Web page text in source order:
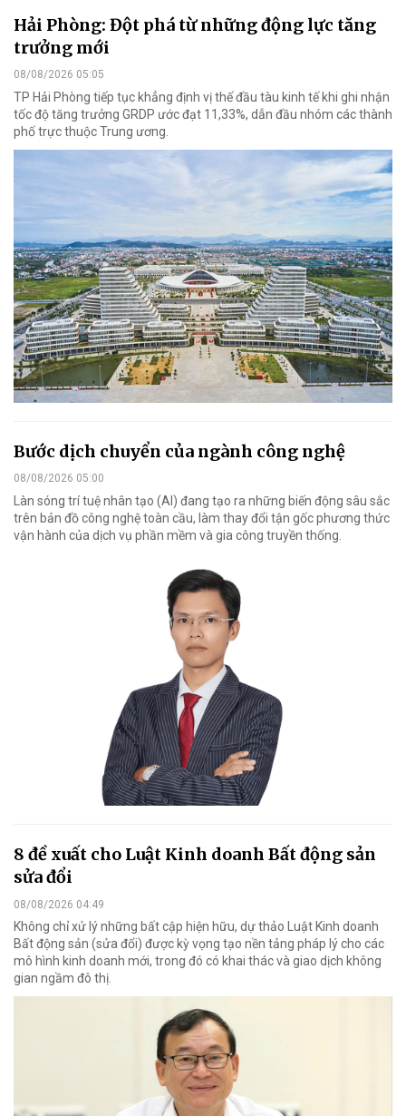
Hải Phòng: Đột phá từ những động lực tăng
trưởng mới
08/08/2026 05:05
TP Hải Phòng tiếp tục khẳng định vị thế đầu tàu kinh tế khi ghi nhận
tốc độ tăng trưởng GRDP ước đạt 11,33%, dẫn đầu nhóm các thành
phố trực thuộc Trung ương.
Bước dịch chuyển của ngành công nghệ
08/08/2026 05:00
Làn sóng trí tuệ nhân tạo (AI) đang tạo ra những biến động sâu sắc
trên bản đồ công nghệ toàn cầu, làm thay đổi tận gốc phương thức
vận hành của dịch vụ phần mềm và gia công truyền thống.
8 đề xuất cho Luật Kinh doanh Bất động sản
sửa đổi
08/08/2026 04:49
Không chỉ xử lý những bất cập hiện hữu, dự thảo Luật Kinh doanh
Bất động sản (sửa đổi) được kỳ vọng tạo nền tảng pháp lý cho các
mô hình kinh doanh mới, trong đó có khai thác và giao dịch không
gian ngầm đô thị.